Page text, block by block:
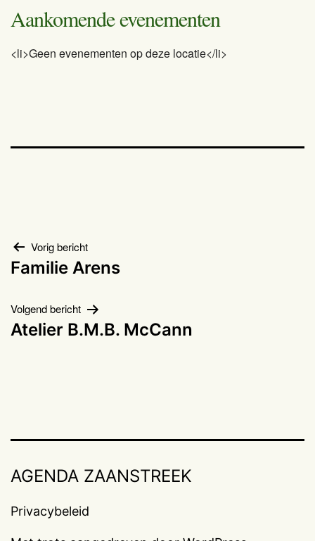
Aankomende evenementen
<li>Geen evenementen op deze locatie</li>
Bericht
Vorig bericht
Familie Arens
Volgend bericht
Atelier B.M.B. McCann
AGENDA ZAANSTREEK
Privacybeleid